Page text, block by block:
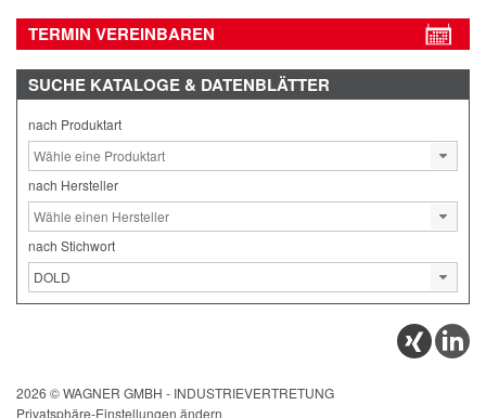
TERMIN VEREINBAREN
SUCHE KATALOGE & DATENBLÄTTER
nach Produktart
nach Hersteller
nach Stichwort
2026 © WAGNER GMBH - INDUSTRIEVERTRETUNG
Privatsphäre-Einstellungen ändern